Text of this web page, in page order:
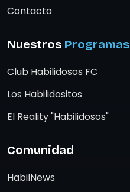
Contacto
Nuestros Programas
Club Habilidosos FC
Los Habilidositos
El Reality "Habilidosos"
Comunidad
HabilNews